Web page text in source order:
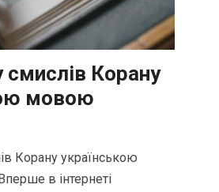
Корану
мовою
Корану українською
в інтернеті